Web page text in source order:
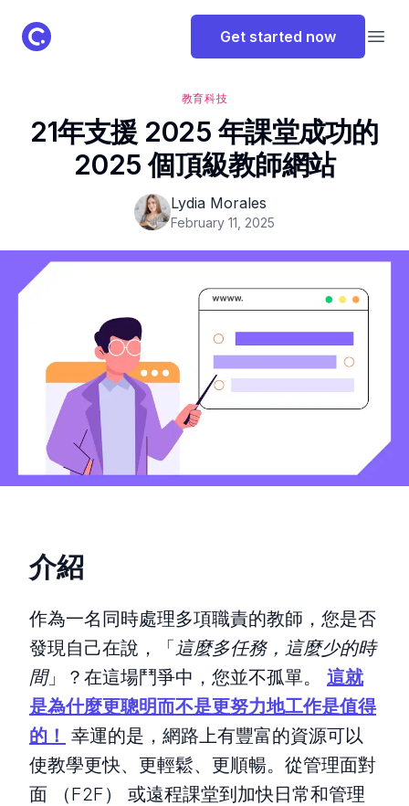
ClassPoint Logo Get started now
教育科技
21年支援 2025 年課堂成功的
2025 個頂級教師網站
Lydia Morales
February 11, 2025
介紹
作為一名同時處理多項職責的教師，您是否
發現自己在說，「 這麼多任務，這麼少的時
間」？在這場鬥爭中，您並不孤單。 這就
是為什麼更聰明而不是更努力地工作是值得
的！ 幸運的是，網路上有豐富的資源可以
使教學更快、更輕鬆、更順暢。從管理面對
面 （F2F） 或遠程課堂到加快日常和管理